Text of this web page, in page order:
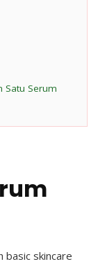
Satu Serum
basic skincare